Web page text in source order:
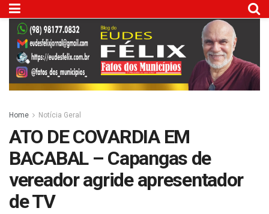
Home Notícia Geral
ATO DE COVARDIA EM
BACABAL – Capangas de
vereador agride apresentador
de TV